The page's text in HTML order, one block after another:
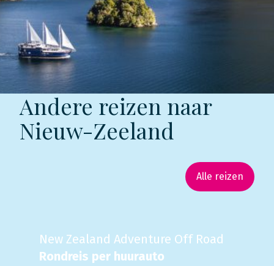
Andere reizen naar
Nieuw-Zeeland
Alle reizen
New Zealand Adventure Off Road
Rondreis per huurauto